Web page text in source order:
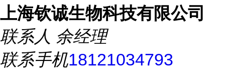
上海钦诚生物科技有限公司
联系人 余经理
联系手机18121034793